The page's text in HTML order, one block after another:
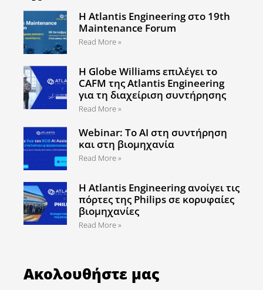
Η Atlantis Engineering στο 19th
Maintenance Forum
Read More »
Η Globe Williams επιλέγει το
CAFM της Atlantis Engineering
για τη διαχείριση συντήρησης
Read More »
Webinar: Το AI στη συντήρηση
και στη βιομηχανία
Read More »
Η Atlantis Engineering ανοίγει τις
πόρτες της Philips σε κορυφαίες
βιομηχανίες
Read More »
Ακολουθήστε μας